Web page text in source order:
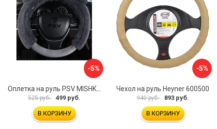
-5%
525 руб. 499 руб.
В КОРЗИНУ
-5%
Чехол на руль Heyner 600500
940 руб. 893 руб.
В КОРЗИНУ